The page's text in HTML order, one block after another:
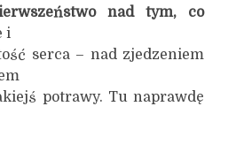
nad tym, co
i
serca – nad zjedzeniem
potrawy. Tu naprawdę